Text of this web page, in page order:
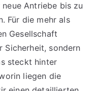
Antriebe bis zu
Für die mehr als
Gesellschaft
Sicherheit, sondern
steckt hinter
liegen die